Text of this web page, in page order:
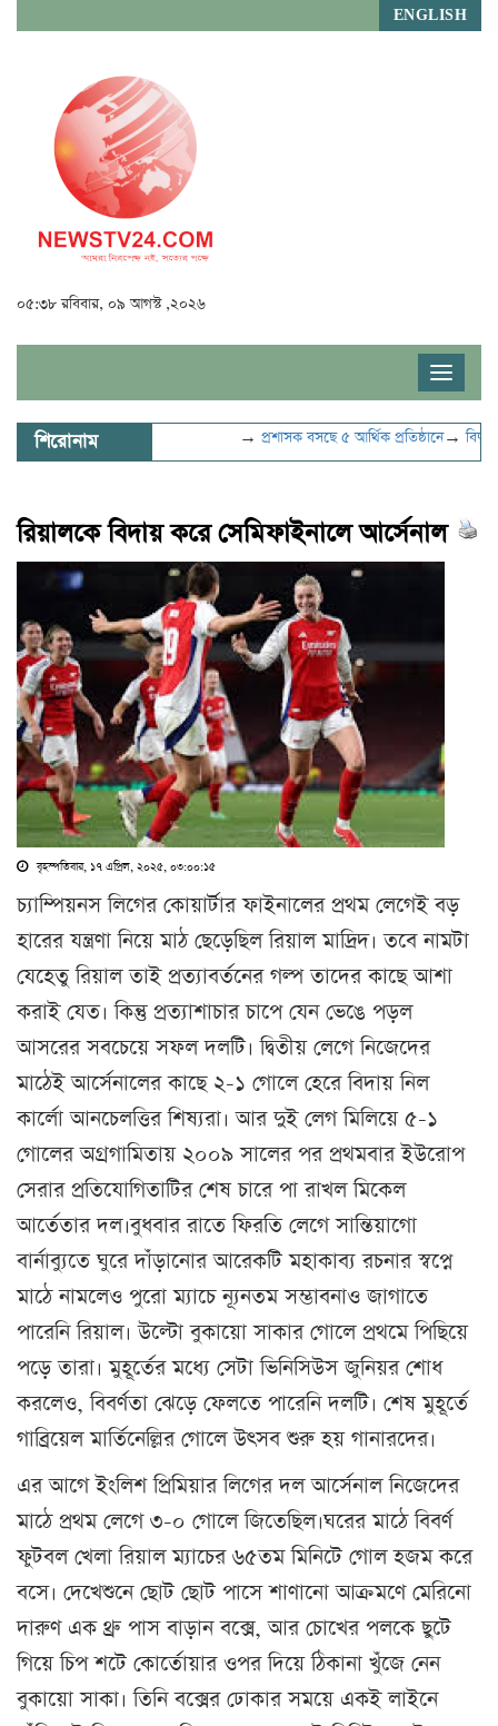
ENGLISH
০৫:৩৮ রবিবার, ০৯ আগস্ট ,২০২৬
Toggle
শিরোনাম প্রশাসক বসছে ৫ আর্থিক প্রতিষ্ঠানে→বিদ্যুৎ-
রিয়ালকে বিদায় করে সেমিফাইনালে আর্সেনাল
বৃহস্পতিবার, ১৭ এপ্রিল, ২০২৫, ০৩:০০:১৫
চ্যাম্পিয়নস লিগের কোয়ার্টার ফাইনালের প্রথম লেগেই বড়
হারের যন্ত্রণা নিয়ে মাঠ ছেড়েছিল রিয়াল মাদ্রিদ। তবে নামটা
যেহেতু রিয়াল তাই প্রত্যাবর্তনের গল্প তাদের কাছে আশা
করাই যেত। কিন্তু প্রত্যাশাচার চাপে যেন ভেঙে পড়ল
আসরের সবচেয়ে সফল দলটি। দ্বিতীয় লেগে নিজেদের
মাঠেই আর্সেনালের কাছে ২-১ গোলে হেরে বিদায় নিল
কার্লো আনচেলত্তির শিষ্যরা। আর দুই লেগ মিলিয়ে ৫-১
গোলের অগ্রগামিতায় ২০০৯ সালের পর প্রথমবার ইউরোপ
সেরার প্রতিযোগিতাটির শেষ চারে পা রাখল মিকেল
আর্তেতার দল।বুধবার রাতে ফিরতি লেগে সান্তিয়াগো
বার্নাব্যুতে ঘুরে দাঁড়ানোর আরেকটি মহাকাব্য রচনার স্বপ্নে
মাঠে নামলেও পুরো ম্যাচে ন্যূনতম সম্ভাবনাও জাগাতে
পারেনি রিয়াল। উল্টো বুকায়ো সাকার গোলে প্রথমে পিছিয়ে
পড়ে তারা। মুহূর্তের মধ্যে সেটা ভিনিসিউস জুনিয়র শোধ
করলেও, বিবর্ণতা ঝেড়ে ফেলতে পারেনি দলটি। শেষ মুহূর্তে
গাব্রিয়েল মার্তিনেল্লির গোলে উৎসব শুরু হয় গানারদের।
এর আগে ইংলিশ প্রিমিয়ার লিগের দল আর্সেনাল নিজেদের
মাঠে প্রথম লেগে ৩-০ গোলে জিতেছিল।ঘরের মাঠে বিবর্ণ
ফুটবল খেলা রিয়াল ম্যাচের ৬৫তম মিনিটে গোল হজম করে
বসে। দেখেশুনে ছোট ছোট পাসে শাণানো আক্রমণে মেরিনো
দারুণ এক থ্রু পাস বাড়ান বক্সে, আর চোখের পলকে ছুটে
গিয়ে চিপ শটে কোর্তোয়ার ওপর দিয়ে ঠিকানা খুঁজে নেন
বুকায়ো সাকা। তিনি বক্সের ঢোকার সময়ে একই লাইনে